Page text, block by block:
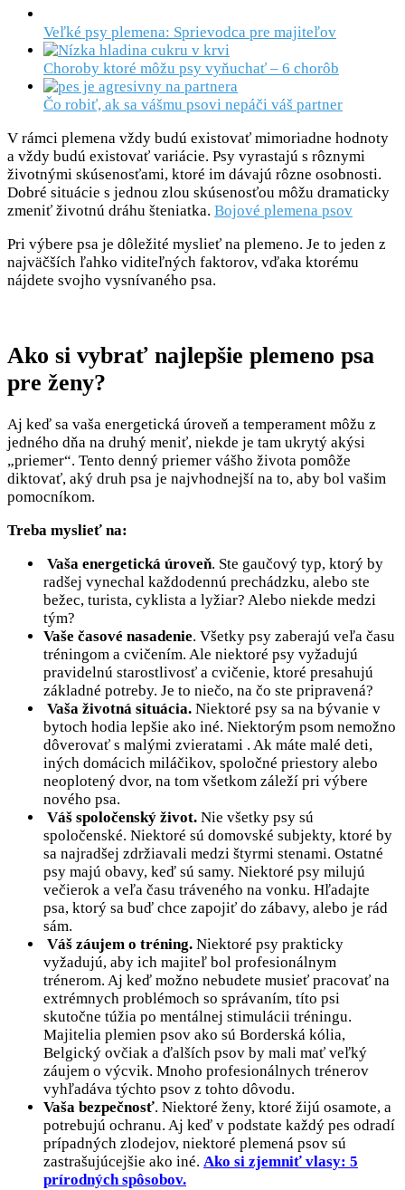
Veľké psy plemena: Sprievodca pre majiteľov
Choroby ktoré môžu psy vyňuchať – 6 chorôb
Čo robiť, ak sa vášmu psovi nepáči váš partner
V rámci plemena vždy budú existovať mimoriadne hodnoty
a vždy budú existovať variácie. Psy vyrastajú s rôznymi
životnými skúsenosťami, ktoré im dávajú rôzne osobnosti.
Dobré situácie s jednou zlou skúsenosťou môžu dramaticky
zmeniť životnú dráhu šteniatka. Bojové plemena psov
Pri výbere psa je dôležité myslieť na plemeno. Je to jeden z
najväčších ľahko viditeľných faktorov, vďaka ktorému
nájdete svojho vysnívaného psa.
Ako si vybrať najlepšie plemeno psa
pre ženy?
Aj keď sa vaša energetická úroveň a temperament môžu z
jedného dňa na druhý meniť, niekde je tam ukrytý akýsi
„priemer“. Tento denný priemer vášho života pomôže
diktovať, aký druh psa je najvhodnejší na to, aby bol vašim
pomocníkom.
Treba myslieť na:
Vaša energetická úroveň. Ste gaučový typ, ktorý by
radšej vynechal každodennú prechádzku, alebo ste
bežec, turista, cyklista a lyžiar? Alebo niekde medzi
tým?
Vaše časové nasadenie. Všetky psy zaberajú veľa času
tréningom a cvičením. Ale niektoré psy vyžadujú
pravidelnú starostlivosť a cvičenie, ktoré presahujú
základné potreby. Je to niečo, na čo ste pripravená?
Vaša životná situácia. Niektoré psy sa na bývanie v
bytoch hodia lepšie ako iné. Niektorým psom nemožno
dôverovať s malými zvieratami . Ak máte malé deti,
iných domácich miláčikov, spoločné priestory alebo
neoplotený dvor, na tom všetkom záleží pri výbere
nového psa.
Váš spoločenský život. Nie všetky psy sú
spoločenské. Niektoré sú domovské subjekty, ktoré by
sa najradšej zdržiavali medzi štyrmi stenami. Ostatné
psy majú obavy, keď sú samy. Niektoré psy milujú
večierok a veľa času tráveného na vonku. Hľadajte
psa, ktorý sa buď chce zapojiť do zábavy, alebo je rád
sám.
Váš záujem o tréning. Niektoré psy prakticky
vyžadujú, aby ich majiteľ bol profesionálnym
trénerom. Aj keď možno nebudete musieť pracovať na
extrémnych problémoch so správaním, títo psi
skutočne túžia po mentálnej stimulácii tréningu.
Majitelia plemien psov ako sú Borderská kólia,
Belgický ovčiak a ďalších psov by mali mať veľký
záujem o výcvik. Mnoho profesionálnych trénerov
vyhľadáva týchto psov z tohto dôvodu.
Vaša bezpečnosť. Niektoré ženy, ktoré žijú osamote, a
potrebujú ochranu. Aj keď v podstate každý pes odradí
prípadných zlodejov, niektoré plemená psov sú
zastrašujúcejšie ako iné. Ako si zjemniť vlasy: 5
prírodných spôsobov.